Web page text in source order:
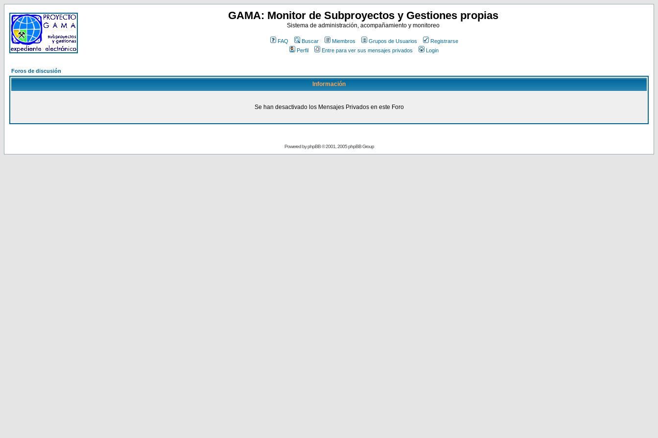
GAMA: Monitor de Subproyectos y Gestiones propias
Sistema de administración, acompañamiento y monitoreo
FAQ Buscar Miembros Grupos de Usuarios
Registrarse
Perfil
Entre para ver sus mensajes privados Login
Foros de discusión
Información
Se han desactivado los Mensajes Privados en este Foro
Powered byphpBB© 2001, 2005 phpBB Group